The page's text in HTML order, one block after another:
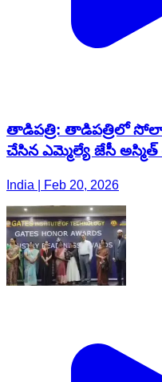
తాడిపత్రి: తాడిపత్రిలో
చేసిన ఎమ్మెల్యే జేసీ అస్మిత్
India | Feb 20, 2026